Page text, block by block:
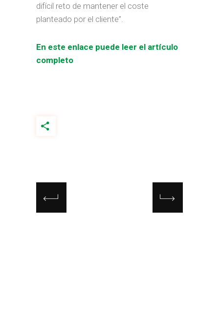
difícil reto de mantener el coste
planteado por el cliente”.
En este enlace puede leer el artículo
completo